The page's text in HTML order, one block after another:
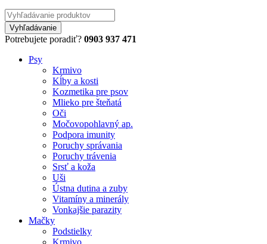
Potrebujete poradiť? 0903 937 471
Psy
Krmivo
Kĺby a kosti
Kozmetika pre psov
Mlieko pre šteňatá
Oči
Močovopohlavný ap.
Podpora imunity
Poruchy správania
Poruchy trávenia
Srsť a koža
Uši
Ústna dutina a zuby
Vitamíny a minerály
Vonkajšie parazity
Mačky
Podstielky